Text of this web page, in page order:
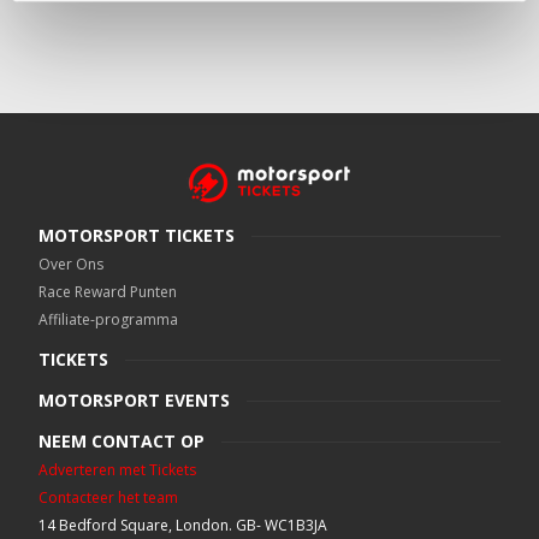
MOTORSPORT TICKETS
Over Ons
Race Reward Punten
Affiliate-programma
TICKETS
MOTORSPORT EVENTS
NEEM CONTACT OP
Adverteren met Tickets
Contacteer het team
14 Bedford Square, London. GB- WC1B3JA